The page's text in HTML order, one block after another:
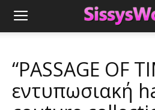
“PASSAGE OF
εντυπωσιακή